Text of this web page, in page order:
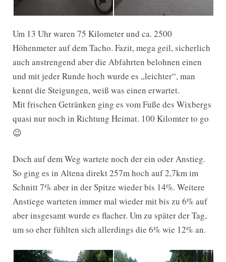
Um 13 Uhr waren 75 Kilometer und ca. 2500
Höhenmeter auf dem Tacho. Fazit, mega geil, sicherlich
auch anstrengend aber die Abfahrten belohnen einen
und mit jeder Runde hoch wurde es „leichter“, man
kennt die Steigungen, weiß was einen erwartet.
Mit frischen Getränken ging es vom Fuße des Wixbergs
quasi nur noch in Richtung Heimat. 100 Kilomter to go
😉
Doch auf dem Weg wartete noch der ein oder Anstieg.
So ging es in Altena direkt 257m hoch auf 2,7km im
Schnitt 7% aber in der Spitze wieder bis 14%. Weitere
Anstiege warteten immer mal wieder mit bis zu 6% auf
aber insgesamt wurde es flacher. Um zu später der Tag,
um so eher fühlten sich allerdings die 6% wie 12% an.